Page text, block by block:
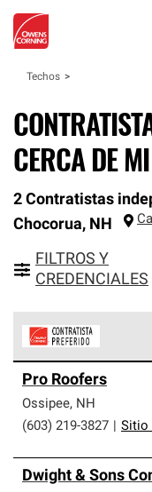
Techos
CERCA DE
2 Contratistas
Chocorua, NH
FILTROS Y
CREDENCIALES
parte de una red
que cumplen con
de profesionalismo
Pro Roofers
Ossipee, NH
(603) 219-3827
Sitio
Dwight & Sons